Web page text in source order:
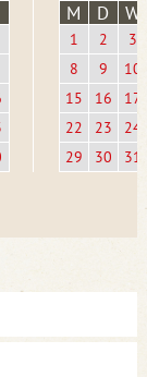
M D W
1 2
3
8
9
10
15
16
17
22
23
24
29
30 31